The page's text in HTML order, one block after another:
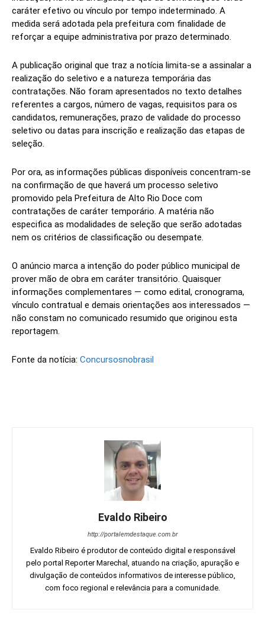
caráter efetivo ou vínculo por tempo indeterminado. A
medida será adotada pela prefeitura com finalidade de
reforçar a equipe administrativa por prazo determinado.
A publicação original que traz a notícia limita-se a assinalar a
realização do seletivo e a natureza temporária das
contratações. Não foram apresentados no texto detalhes
referentes a cargos, número de vagas, requisitos para os
candidatos, remunerações, prazo de validade do processo
seletivo ou datas para inscrição e realização das etapas de
seleção.
Por ora, as informações públicas disponíveis concentram-se
na confirmação de que haverá um processo seletivo
promovido pela Prefeitura de Alto Rio Doce com
contratações de caráter temporário. A matéria não
especifica as modalidades de seleção que serão adotadas
nem os critérios de classificação ou desempate.
O anúncio marca a intenção do poder público municipal de
prover mão de obra em caráter transitório. Quaisquer
informações complementares — como edital, cronograma,
vínculo contratual e demais orientações aos interessados —
não constam no comunicado resumido que originou esta
reportagem.
Fonte da notícia: Concursosnobrasil
Evaldo Ribeiro
http://portalemdestaque.com.br
Evaldo Ribeiro é produtor de conteúdo digital e responsável
pelo portal Reporter Marechal, atuando na criação, apuração e
divulgação de conteúdos informativos de interesse público,
com foco regional e relevância para a comunidade.